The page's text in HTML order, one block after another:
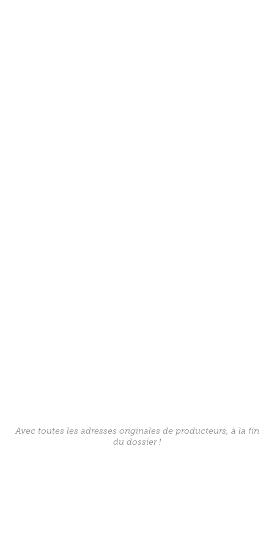
Avec toutes les adresses originales de producteurs, à la fin
du dossier !